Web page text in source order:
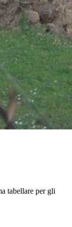
tabellare per gli